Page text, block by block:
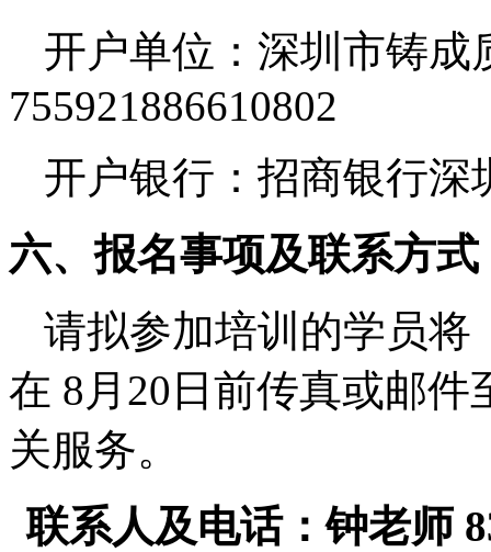
开户单位：深圳市铸
755921886610802
开户银行：招商银行深
六、报名事项及联系方式
请拟参加培训的学员将
在 8月20日前传真或邮
关服务。
联系人及电话：钟老师